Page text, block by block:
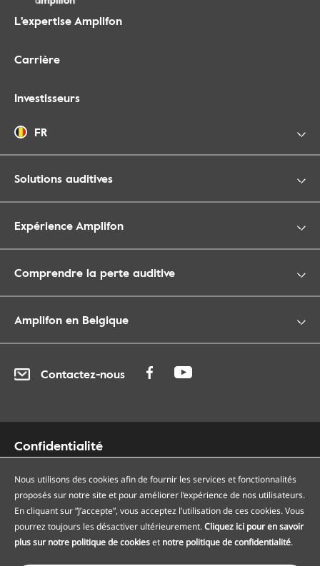
L'expertise Amplifon
Carrière
Investisseurs
FR
Solutions auditives
Expérience Amplifon
Comprendre la perte auditive
Amplifon en Belgique
Contactez-nous
Confidentialité
Accessibilité
Plan du site
Nos centres auditifs
Nos points de services
Nous utilisons des cookies afin de fournir les services et fonctionnalités
proposés sur notre site et pour améliorer l’expérience de nos utilisateurs.
En cliquant sur ”J’accepte”, vous acceptez l’utilisation de ces cookies. Vous
pourrez toujours les désactiver ultérieurement.Cliquez ici pour en savoir
plus sur notre politique de cookieset notre politique de confidentialité.